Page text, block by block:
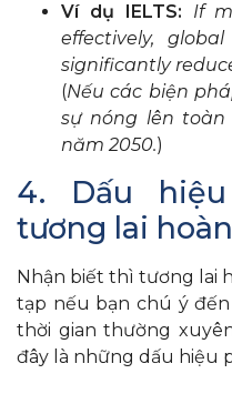
Ví dụ IELTS: If
effectively,
significantly
(Nếu các biện
sự nóng lên
năm 2050.)
4. Dấu
tương lai
Nhận biết thì tương lai
tạp nếu bạn chú ý
thời gian thường
đây là những dấu hiệu